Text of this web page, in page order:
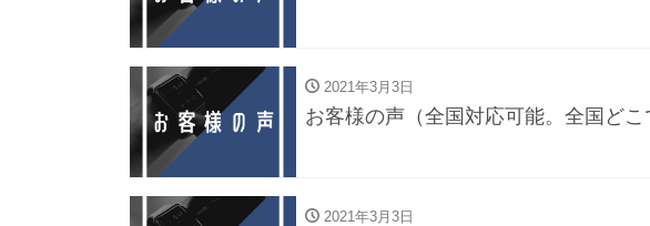
2021年3月3日
お客様の声（全国対応可能。全国どこ
2021年3月3日